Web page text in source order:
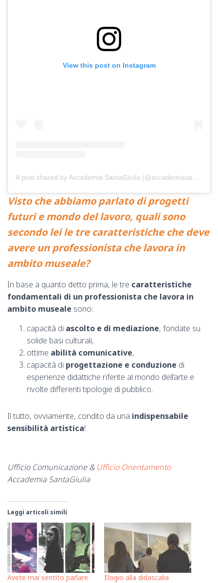
View this post on Instagram
A post shared by Accademia SantaGiulia (@accademiasantagiulia)
Visto che abbiamo parlato di progetti
futuri e mondo del lavoro, quali sono
secondo lei le tre caratteristiche che deve
avere un professionista che lavora in
ambito museale?
In base a quanto detto prima, le tre caratteristiche
fondamentali di un professionista che lavora in
ambito museale sono:
capacità di ascolto e di mediazione, fondate su
solide basi culturali,
ottime abilità comunicative,
capacità di progettazione e conduzione di
esperienze didattiche riferite al mondo dell’arte e
rivolte differenti tipologie di pubblico.
Il tutto, ovviamente, condito da una indispensabile
sensibilità artistica!
Ufficio Comunicazione & Ufficio Orientamento
Accademia SantaGiulia
Leggi articoli simili
Avete mai sentito parlare
Elogio alla didascalia